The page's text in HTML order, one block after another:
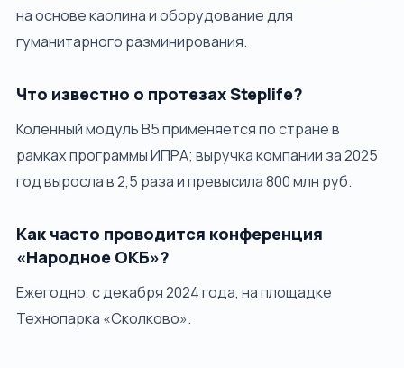
на основе каолина и оборудование для
гуманитарного разминирования.
Что известно о протезах Steplife?
Коленный модуль B5 применяется по стране в
рамках программы ИПРА; выручка компании за 2025
год выросла в 2,5 раза и превысила 800 млн руб.
Как часто проводится конференция
«Народное ОКБ»?
Ежегодно, с декабря 2024 года, на площадке
Технопарка «Сколково».